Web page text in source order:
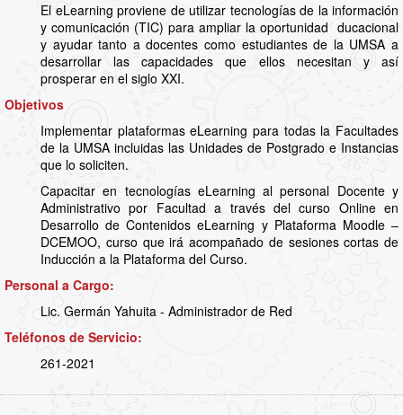
El eLearning proviene de utilizar tecnologías de la información
y comunicación (TIC) para ampliar la oportunidad ducacional
y ayudar tanto a docentes como estudiantes de la UMSA a
desarrollar las capacidades que ellos necesitan y así
prosperar en el siglo XXI.
Objetivos
Implementar plataformas eLearning para todas la Facultades
de la UMSA incluidas las Unidades de Postgrado e Instancias
que lo soliciten.
Capacitar en tecnologías eLearning al personal Docente y
Administrativo por Facultad a través del curso Online en
Desarrollo de Contenidos eLearning y Plataforma Moodle –
DCEMOO, curso que irá acompañado de sesiones cortas de
Inducción a la Plataforma del Curso.
Personal a Cargo:
Lic. Germán Yahuita - Administrador de Red
Teléfonos de Servicio:
261-2021